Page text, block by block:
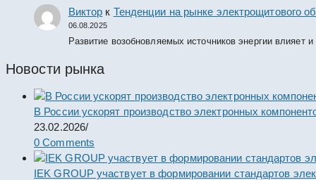
Виктор к Тенденции на рынке электрощитового
06.08.2025
Развитие возобновляемых источников энергии влияет
Новости рынка
В России ускорят производство электронных
23.02.2026/
0 Comments
IEK GROUP участвует в формировании стандартов